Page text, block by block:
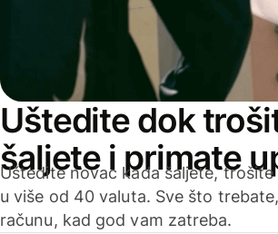
Uštedite dok
šaljete i primate
Uštedite novac kada šaljete,
u više od 40 valuta. Sve što
računu, kad god vam zatreba.